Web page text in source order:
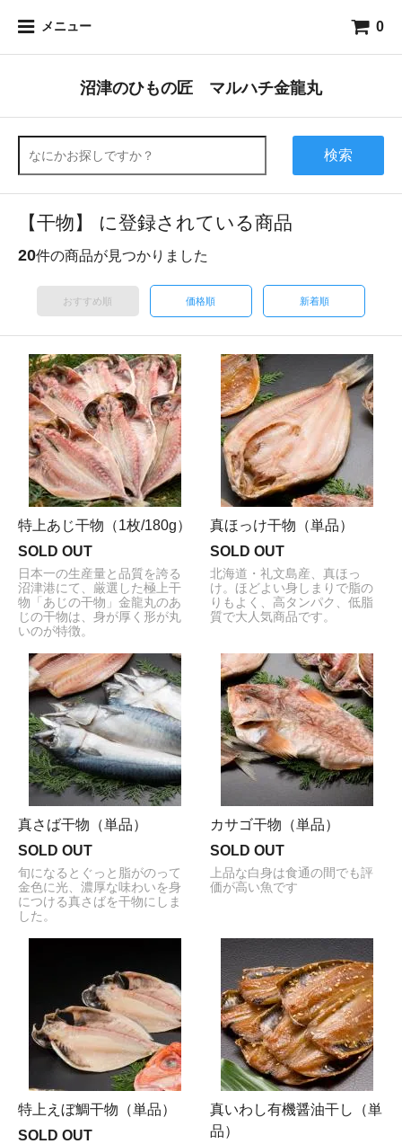
メニュー 0
沼津のひもの匠 マルハチ金龍丸
検索
【干物】 に登録されている商品
20件の商品が見つかりました
おすすめ順 価格順 新着順
特上あじ干物（1枚/180g）
SOLD OUT
日本一の生産量と品質を誇る
沼津港にて、厳選した極上干
物「あじの干物」金龍丸のあ
じの干物は、身が厚く形が丸
いのが特徴。
真ほっけ干物（単品）
SOLD OUT
北海道・礼文島産、真ほっ
け。ほどよい身しまりで脂の
りもよく、高タンパク、低脂
質で大人気商品です。
真さば干物（単品）
SOLD OUT
旬になるとぐっと脂がのって
金色に光、濃厚な味わいを身
につける真さばを干物にしま
した。
カサゴ干物（単品）
SOLD OUT
上品な白身は食通の間でも評
価が高い魚です
特上えぼ鯛干物（単品）
SOLD OUT
真いわし有機醤油干し（単
品）